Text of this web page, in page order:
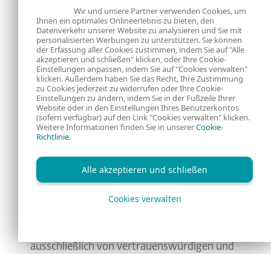
enthält, seit mindestens 2023 über einen
Angriff auf eine lokale Online-Zeitung
namens Hunza News verbreitet wird, bei
dem es sich wahrscheinlich um einen
Watering-Hole-Angriff handelt.
Kamran weist eine einzigartige Codebasis
auf, die sich von anderer Android-Spyware
unterscheidet und eine Zuordnung zu einer
Persistent Threat) verhindert.
Diese Untersuchung zeigt auch, dass es
ausschließlich von vertrauenswürdigen und
Wir und unsere Partner verwenden Cookies, um
Ihnen ein optimales Onlineerlebnis zu bieten, den
Datenverkehr unserer Website zu analysieren und Sie mit
personalisierten Werbungen zu unterstützen. Sie können
der Erfassung aller Cookies zustimmen, indem Sie auf "Alle
akzeptieren und schließen" klicken, oder Ihre Cookie-
Einstellungen anpassen, indem Sie auf "Cookies verwalten"
klicken. Außerdem haben Sie das Recht, Ihre Zustimmung
zu Cookies jederzeit zu widerrufen oder Ihre Cookie-
Einstellungen zu ändern, indem Sie in der Fußzeile Ihrer
Website oder in den Einstellungen Ihres Benutzerkontos
(sofern verfügbar) auf den Link "Cookies verwalten" klicken.
Weitere Informationen finden Sie in unsererCookie-
Richtlinie.
Alle akzeptieren und schließen
Cookies verwalten